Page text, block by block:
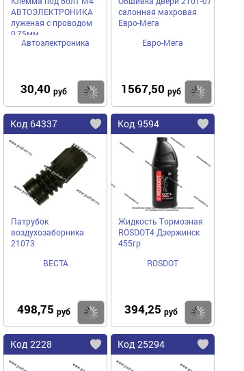
АВТОЭЛЕКТРОНИКА
луженая с проводом
0,75мм
Автоэлектроника
30,40 руб Купить
салонная махровая
Евро-Мега
Евро-Мега
1567,50 руб
Код 64337
Патрубок
воздухозаборника
21073
ВЕСТА
498,75 руб Купить
Код 9594
Жидкость Тормозная
ROSDOT4 Дзержинск
455гр
ROSDOT
394,25 руб
Код 2228 Код 25294